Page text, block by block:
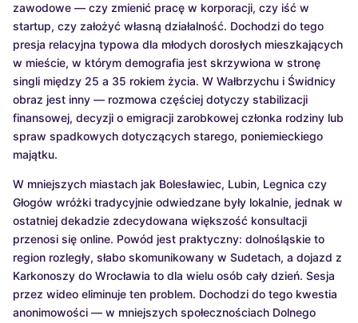
zawodowe — czy zmienić pracę w korporacji, czy iść w
startup, czy założyć własną działalność. Dochodzi do tego
presja relacyjna typowa dla młodych dorosłych mieszkających
w mieście, w którym demografia jest skrzywiona w stronę
singli między 25 a 35 rokiem życia. W Wałbrzychu i Świdnicy
obraz jest inny — rozmowa częściej dotyczy stabilizacji
finansowej, decyzji o emigracji zarobkowej członka rodziny lub
spraw spadkowych dotyczących starego, poniemieckiego
majątku.
W mniejszych miastach jak Bolesławiec, Lubin, Legnica czy
Głogów wróżki tradycyjnie odwiedzane były lokalnie, jednak w
ostatniej dekadzie zdecydowana większość konsultacji
przenosi się online. Powód jest praktyczny: dolnośląskie to
region rozległy, słabo skomunikowany w Sudetach, a dojazd z
Karkonoszy do Wrocławia to dla wielu osób cały dzień. Sesja
przez wideo eliminuje ten problem. Dochodzi do tego kwestia
anonimowości — w mniejszych społecznościach Dolnego